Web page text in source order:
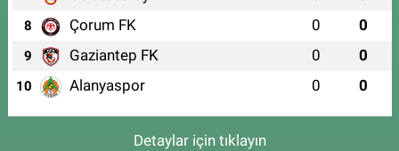
8 Çorum FK 0 0
9 Gaziantep FK 0 0
10 Alanyaspor 0 0
Detaylar için tıklayın